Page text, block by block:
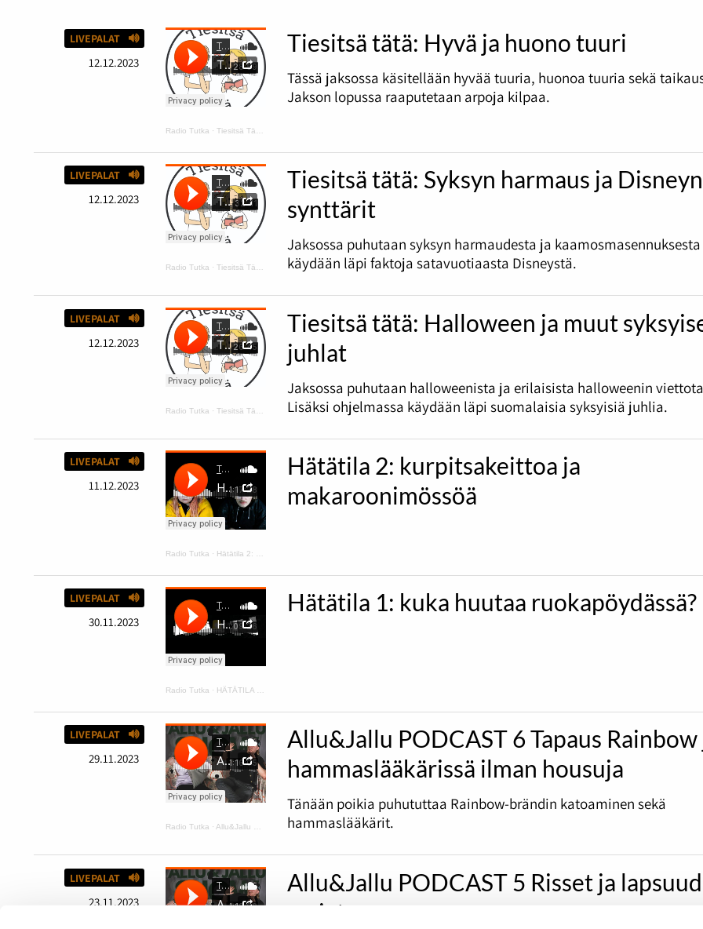
LIVEPALAT
12.12.2023
Radio Tutka ·Tiesitsä Tätä: hyvä ja huono tuuri
Tiesitsä tätä: Hyvä ja huono tuuri
Tässä jaksossa käsitellään hyvää tuuria, huonoa tuuria sekä
Jakson lopussa raaputetaan arpoja kilpaa.
LIVEPALAT
12.12.2023
Radio Tutka ·Tiesitsä Tätä: harmaus ja Disneyn synttärit
Tiesitsä tätä: Syksyn harmaus ja Disneyn
synttärit
Jaksossa puhutaan syksyn harmaudesta ja kaamosmasennuksesta
käydään läpi faktoja satavuotiaasta Disneystä.
LIVEPALAT
12.12.2023
Radio Tutka ·Tiesitsä Tätä: Halloween
Tiesitsä tätä: Halloween ja muut
juhlat
Jaksossa puhutaan halloweenista ja erilaisista halloweenin
Lisäksi ohjelmassa käydään läpi suomalaisia syksyisiä juhlia.
LIVEPALAT
11.12.2023
Radio Tutka · Hätätila 2: kurpitsakeittoa ja makaroonimössöä
Hätätila 2: kurpitsakeittoa ja
makaroonimössöä
LIVEPALAT
30.11.2023
Radio Tutka · HÄTÄTILA podcast 1
Hätätila 1: kuka huutaa ruokapöydässä?
LIVEPALAT
29.11.2023
Radio Tutka ·Allu&Jallu PODCAST 6 Tapaus Rainbow ja hammaslääkärissä ilman housuja
Allu&Jallu PODCAST 6 Tapaus Rainbow
hammaslääkärissä ilman housuja
Tänään poikia puhututtaa Rainbow-brändin katoaminen sekä
hammaslääkärit.
LIVEPALAT
23.11.2023
Allu&Jallu PODCAST 5 Risset ja
sarjat